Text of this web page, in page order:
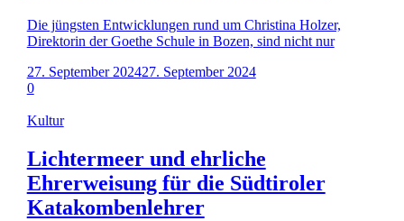
Die jüngsten Entwicklungen rund um Christina Holzer,
Direktorin der Goethe Schule in Bozen, sind nicht nur
27. September 202427. September 2024
0
Kultur
Lichtermeer und ehrliche
Ehrerweisung für die Südtiroler
Katakombenlehrer